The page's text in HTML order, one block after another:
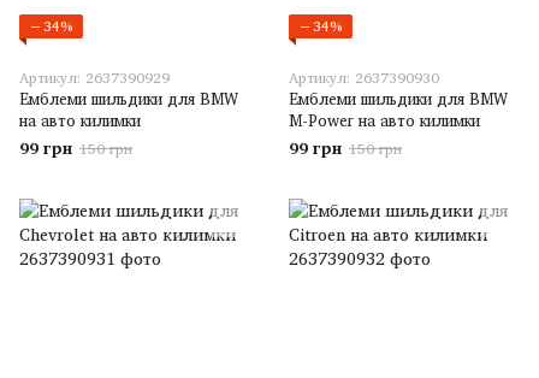
−34%
Артикул: 2637390929
Емблеми шильдики для BMW
на авто килимки
99 грн 150 грн
−34%
Артикул: 2637390930
Емблеми шильдики для BMW
M-Power на авто килимки
99 грн 150 грн